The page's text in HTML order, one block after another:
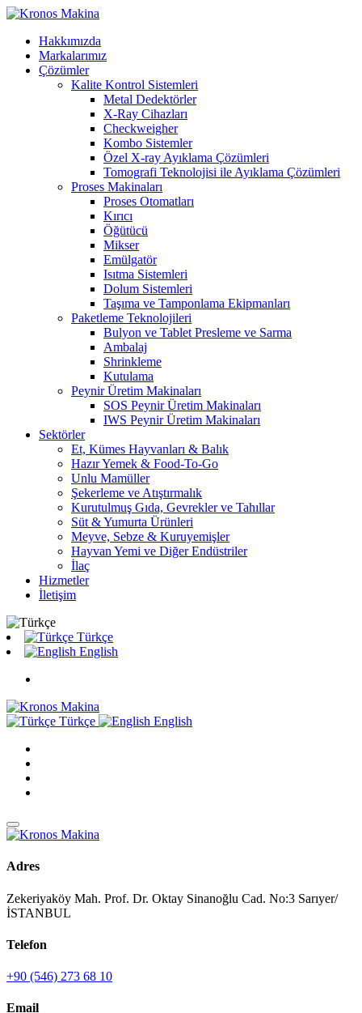
Hakkımızda
Markalarımız
Çözümler
Kalite Kontrol Sistemleri
Metal Dedektörler
X-Ray Cihazları
Checkweigher
Kombo Sistemler
Özel X-ray Ayıklama Çözümleri
Tomografi Teknolojisi ile Ayıklama Çözümleri
Proses Makinaları
Proses Otomatları
Kırıcı
Öğütücü
Mikser
Emülgatör
Isıtma Sistemleri
Dolum Sistemleri
Taşıma ve Tamponlama Ekipmanları
Paketleme Teknolojileri
Bulyon ve Tablet Presleme ve Sarma
Ambalaj
Shrinkleme
Kutulama
Peynir Üretim Makinaları
SOS Peynir Üretim Makinaları
IWS Peynir Üretim Makinaları
Sektörler
Et, Kümes Hayvanları & Balık
Hazır Yemek & Food-To-Go
Unlu Mamüller
Şekerleme ve Atıştırmalık
Kurutulmuş Gıda, Gevrekler ve Tahıllar
Süt & Yumurta Ürünleri
Meyve, Sebze & Kuruyemişler
Hayvan Yemi ve Diğer Endüstriler
İlaç
Hizmetler
İletişim
Türkçe
English
Türkçe English
Adres
Zekeriyaköy Mah. Prof. Dr. Oktay Sinanoğlu Cad. No:3 Sarıyer/
İSTANBUL
Telefon
+90 (546) 273 68 10
Email